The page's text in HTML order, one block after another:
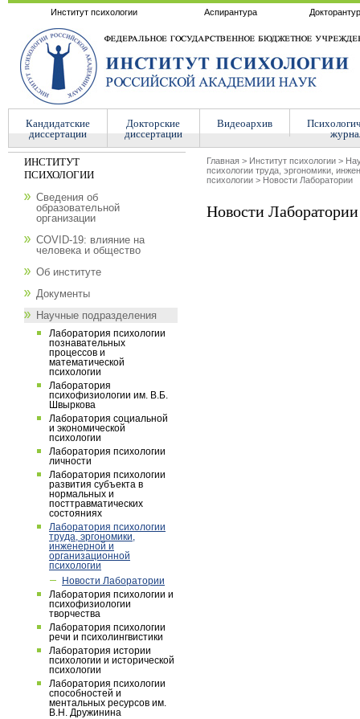
Институт психологии Аспирантура
Кандидатские
диссертации
Докторские
диссертации
Видеоархив
Главная > Институт психологии >
психологии труда, эргономики,
психологии > Новости Лаборатории
Новости Лаборатории
ИНСТИТУТ
ПСИХОЛОГИИ
Сведения об
образовательной
организации
COVID-19: влияние на
человека и общество
Об институте
Документы
Научные подразделения
Лаборатория психологии
познавательных
процессов и
математической
психологии
Лаборатория
психофизиологии им. В.Б.
Швыркова
Лаборатория социальной
и экономической
психологии
Лаборатория психологии
личности
Лаборатория психологии
развития субъекта в
нормальных и
посттравматических
состояниях
Лаборатория психологии
труда, эргономики,
инженерной и
организационной
психологии
Новости Лаборатории
Лаборатория психологии и
психофизиологии
творчества
Лаборатория психологии
речи и психолингвистики
Лаборатория истории
психологии и исторической
психологии
Лаборатория психологии
способностей и
ментальных ресурсов им.
В.Н. Дружинина